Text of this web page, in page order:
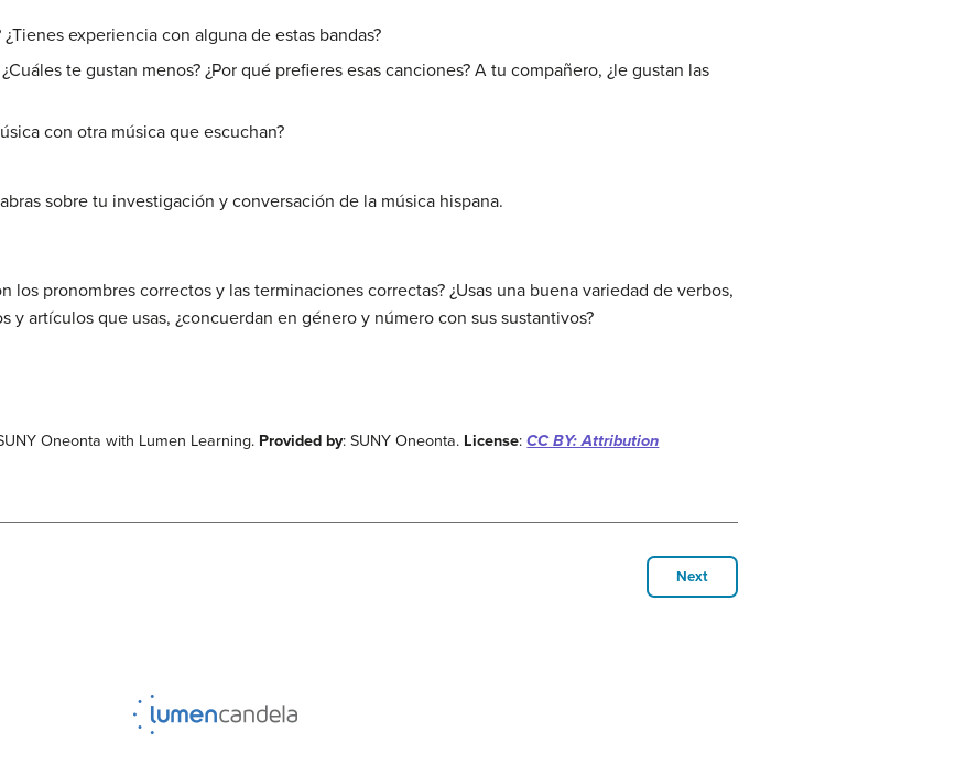
experiencia con alguna de estas bandas?
te gustan menos? ¿Por qué prefieres esas canciones? A tu compañero, ¿le gustan las
con otra música que escuchan?
sobre tu investigación y conversación de la música hispana.
los pronombres correctos y las terminaciones correctas? ¿Usas una buena variedad de verbos,
y artículos que usas, ¿concuerdan en género y número con sus sustantivos?
Oneonta with Lumen Learning. Provided by: SUNY Oneonta. License:CC BY: Attribution
Next